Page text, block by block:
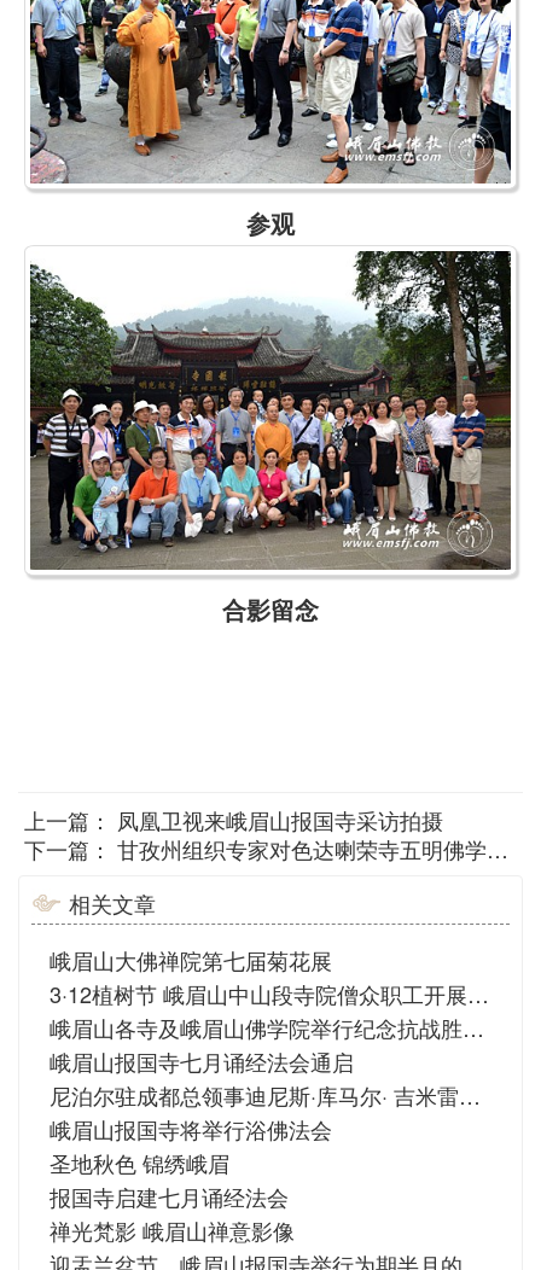
参观
合影留念
上一篇： 凤凰卫视来峨眉山报国寺采访拍摄
下一篇： 甘孜州组织专家对色达喇荣寺五明佛学院僧尼开展白内障和包虫病检查治疗活动
相关文章
峨眉山大佛禅院第七届菊花展
3·12植树节 峨眉山中山段寺院僧众职工开展植树活动
峨眉山各寺及峨眉山佛学院举行纪念抗战胜利77周年祈祷世界和平活动
峨眉山报国寺七月诵经法会通启
尼泊尔驻成都总领事迪尼斯·库马尔· 吉米雷一行赴峨眉山大佛禅院参观访问
峨眉山报国寺将举行浴佛法会
圣地秋色 锦绣峨眉
报国寺启建七月诵经法会
禅光梵影 峨眉山禅意影像